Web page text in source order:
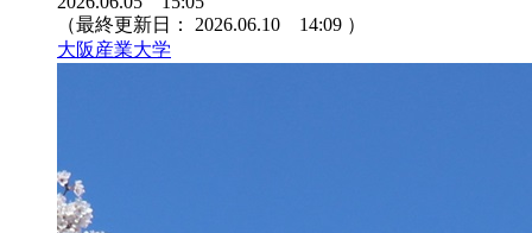
（最終更新日： 2026.06.10 14:09 ）
大阪産業大学